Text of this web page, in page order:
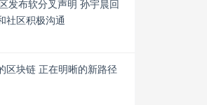
发布软分叉声明 孙宇晨回
社区积极沟通
区块链 正在明晰的新路径